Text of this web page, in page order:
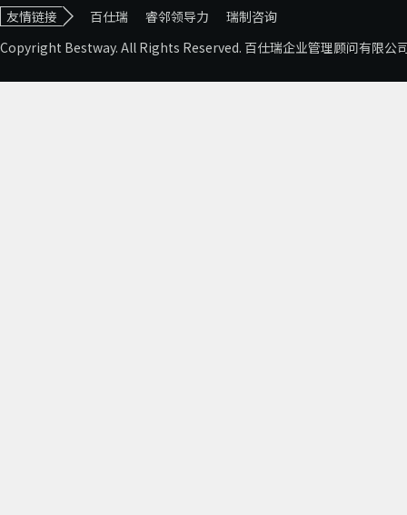
友情链接 百仕瑞 睿邻领导力
瑞制咨询
Copyright Bestway. All Rights Reserved. 百仕瑞企业管理顾问有限公